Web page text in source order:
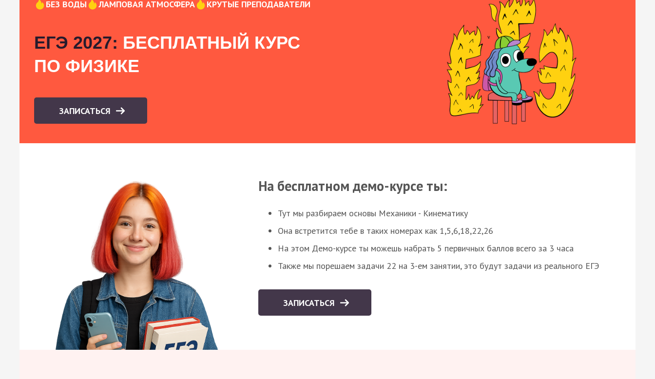
БЕЗ ВОДЫ ЛАМПОВАЯ АТМОСФЕРА КРУТЫЕ ПРЕПОДАВАТЕЛИ
ЕГЭ 2027: БЕСПЛАТНЫЙ КУРС
ПО ФИЗИКЕ
ЗАПИСАТЬСЯ
На бесплатном демо-курсе ты:
Тут мы разбираем основы Механики - Кинематику
Она встретится тебе в таких номерах как 1,5,6,18,22,26
На этом Демо-курсе ты можешь набрать 5 первичных баллов всего за 3 часа
Также мы порешаем задачи 22 на 3-ем занятии, это будут задачи из реального ЕГЭ
ЗАПИСАТЬСЯ